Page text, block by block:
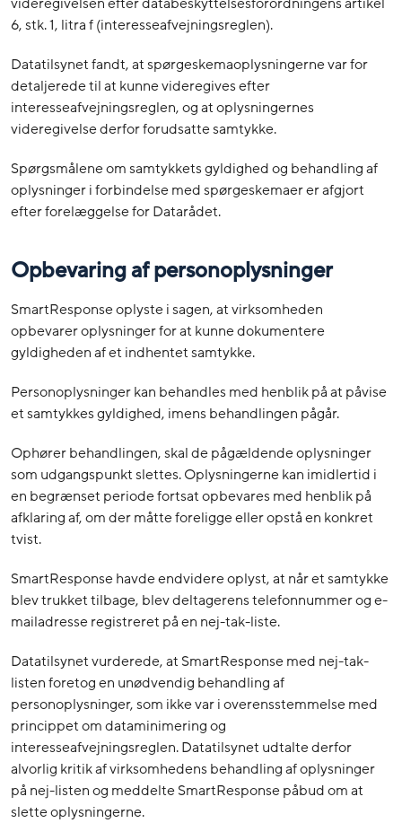
6, stk. 1, litra f (interesseafvejningsreglen).
Datatilsynet fandt, at spørgeskemaoplysningerne var for
detaljerede til at kunne videregives efter
interesseafvejningsreglen, og at oplysningernes
videregivelse derfor forudsatte samtykke.
Spørgsmålene om samtykkets gyldighed og behandling af
oplysninger i forbindelse med spørgeskemaer er afgjort
efter forelæggelse for Datarådet.
Opbevaring af personoplysninger
SmartResponse oplyste i sagen, at virksomheden
opbevarer oplysninger for at kunne dokumentere
gyldigheden af et indhentet samtykke.
Personoplysninger kan behandles med henblik på at påvise
et samtykkes gyldighed, imens behandlingen pågår.
Ophører behandlingen, skal de pågældende oplysninger
som udgangspunkt slettes. Oplysningerne kan imidlertid i
en begrænset periode fortsat opbevares med henblik på
afklaring af, om der måtte foreligge eller opstå en konkret
tvist.
SmartResponse havde endvidere oplyst, at når et samtykke
blev trukket tilbage, blev deltagerens telefonnummer og e-
mailadresse registreret på en nej-tak-liste.
Datatilsynet vurderede, at SmartResponse med nej-tak-
listen foretog en unødvendig behandling af
personoplysninger, som ikke var i overensstemmelse med
princippet om dataminimering og
interesseafvejningsreglen. Datatilsynet udtalte derfor
alvorlig kritik af virksomhedens behandling af oplysninger
på nej-listen og meddelte SmartResponse påbud om at
slette oplysningerne.